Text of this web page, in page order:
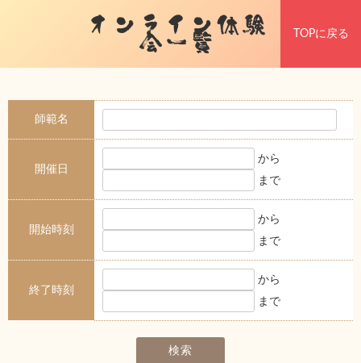
オンライン体験
会一覧 TOPに戻る
師範名
開催日
から
まで
開始時刻
から
まで
終了時刻
から
まで